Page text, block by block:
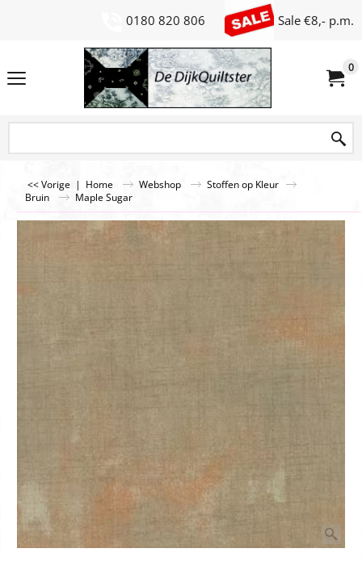
0180 820 806 Sale €8,- p.m.
0
<< Vorige | Home Webshop
Stoffen op Kleur
Bruin
Maple Sugar